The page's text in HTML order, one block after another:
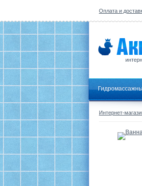
Оплата и
Интернет-